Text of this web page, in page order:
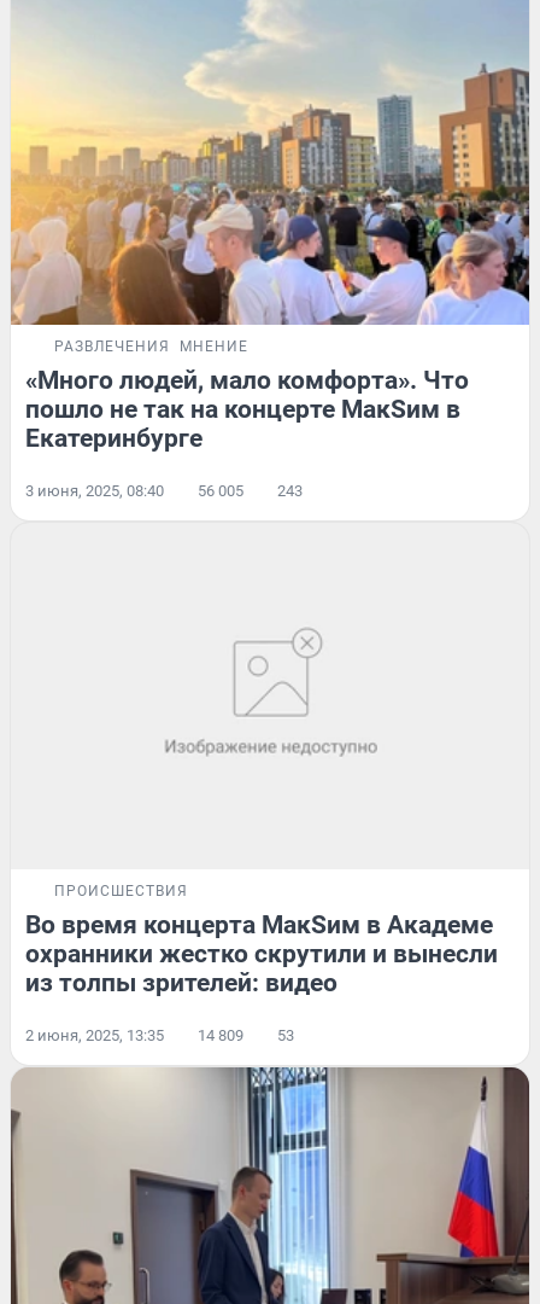
РАЗВЛЕЧЕНИЯ МНЕНИЕ
«Много людей, мало комфорта». Что
пошло не так на концерте МакSим в
Екатеринбурге
3 июня, 2025, 08:40 56 005 243
ПРОИСШЕСТВИЯ
Во время концерта МакSим в Академе
охранники жестко скрутили и вынесли
из толпы зрителей: видео
2 июня, 2025, 13:35 14 809 53